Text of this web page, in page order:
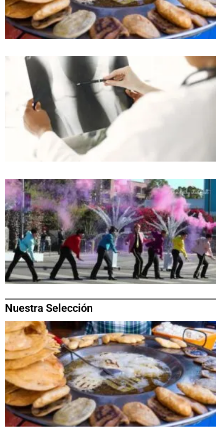
Nuestra Selección